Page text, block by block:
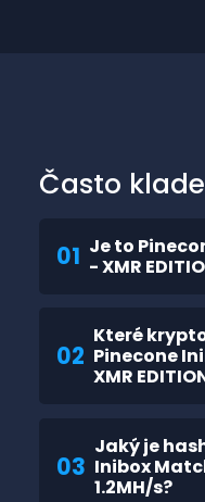
Často
01 Je to
- XMR
02
Které
Pinecone
XMR
03
Jaký je hashrate
Inibox
1.2MH/s?